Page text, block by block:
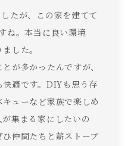
たが、この家を建てて
ね。本当に良い環境
した。
が多かったんですが、
適です。DIYも思う存
ューなど家族で楽しめ
集まる家にしたいの
仲間たちと薪ストーブ